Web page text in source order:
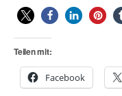
Teilen mit:
Facebook